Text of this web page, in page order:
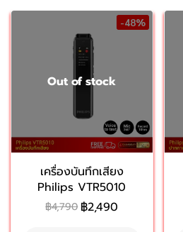
-48%
Out of stock
เครื่องบันทึกเสียง
Philips VTR5010
฿4,790 ฿2,490